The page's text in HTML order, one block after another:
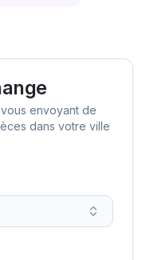
envoyant de
dans votre ville